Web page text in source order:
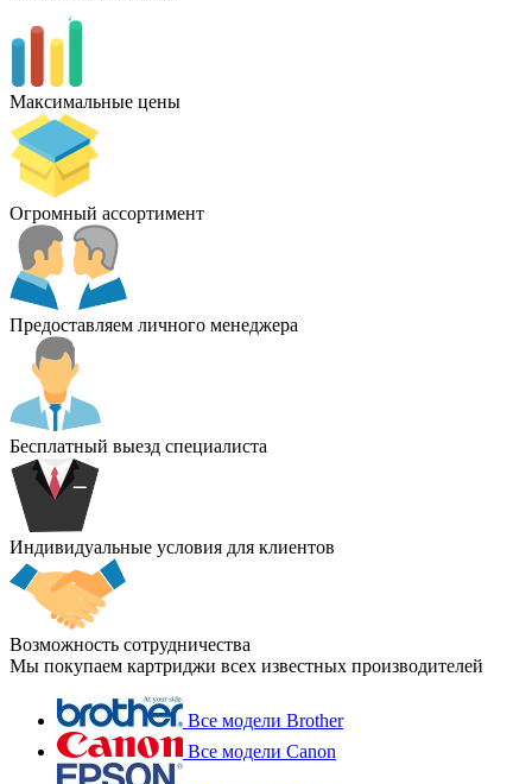
Максимальные цены
Огромный ассортимент
Предоставляем личного менеджера
Бесплатный выезд специалиста
Индивидуальные условия для клиентов
Возможность сотрудничества
Мы покупаем картриджи всех известных производителей
Все модели Brother
Все модели Canon